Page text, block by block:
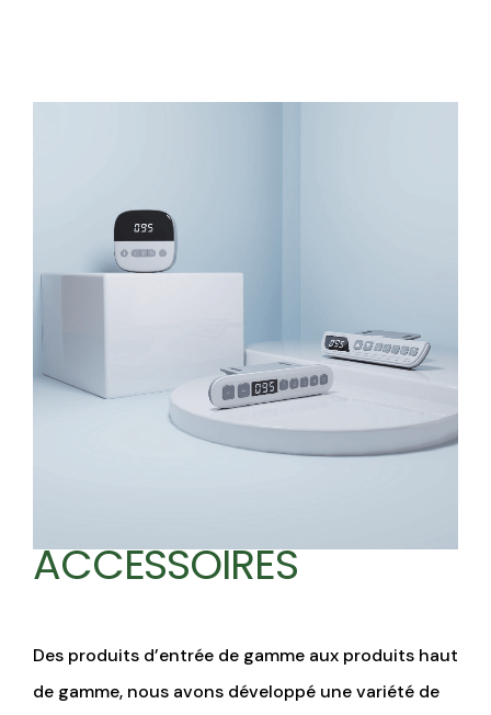
ACCESSOIRES
Des produits d’entrée de gamme aux produits haut
de gamme, nous avons développé une variété de